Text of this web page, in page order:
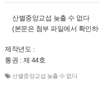
산별중앙교섭 늦출 수 없다
(본문은 첨부 파일에서 확인
제작년도 :
통권 : 제 44호
산별중앙교섭 늦출 수 없다